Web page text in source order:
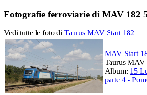
Fotografie ferroviarie di MAV 182
Vedi tutte le foto di Taurus MAV Start 182
MAV Start
Taurus MAV
Album: 15
parte 4 -